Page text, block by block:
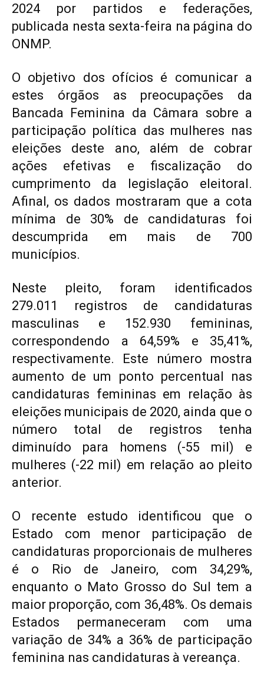
2024 por partidos e federações,
publicada nesta sexta-feira na página do
ONMP.
O objetivo dos ofícios é comunicar a
estes órgãos as preocupações da
Bancada Feminina da Câmara sobre a
participação política das mulheres nas
eleições deste ano, além de cobrar
ações efetivas e fiscalização do
cumprimento da legislação eleitoral.
Afinal, os dados mostraram que a cota
mínima de 30% de candidaturas foi
descumprida em mais de 700
municípios.
Neste pleito, foram identificados
279.011 registros de candidaturas
masculinas e 152.930 femininas,
correspondendo a 64,59% e 35,41%,
respectivamente. Este número mostra
aumento de um ponto percentual nas
candidaturas femininas em relação às
eleições municipais de 2020, ainda que o
número total de registros tenha
diminuído para homens (-55 mil) e
mulheres (-22 mil) em relação ao pleito
anterior.
O recente estudo identificou que o
Estado com menor participação de
candidaturas proporcionais de mulheres
é o Rio de Janeiro, com 34,29%,
enquanto o Mato Grosso do Sul tem a
maior proporção, com 36,48%. Os demais
Estados permaneceram com uma
variação de 34% a 36% de participação
feminina nas candidaturas à vereança.